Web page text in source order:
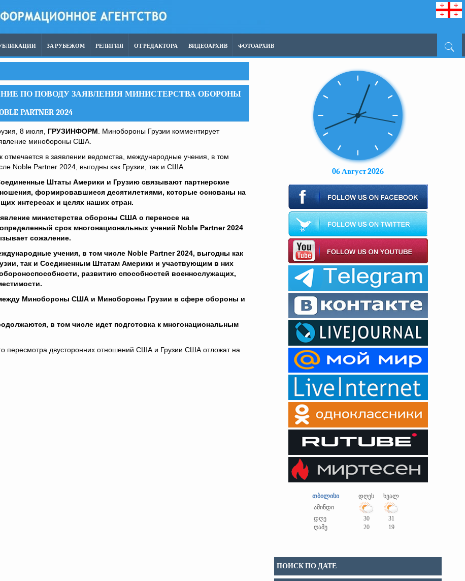
ЗА РУБЕЖОМ РЕЛИГИЯ ОТ РЕДАКТОРА ВИДЕОАРХИВ ФОТОАРХИВ
ПО ПОВОДУ ЗАЯВЛЕНИЯ МИНИСТЕРСТВА ОБОРОНЫ
PARTNER 2024
8 июля, ГРУЗИНФОРМ . Минобороны Грузии комментирует
минобороны США.
отмечается в заявлении ведомства, международные учения, в том
Noble Partner 2024, выгодны как Грузии, так и США.
Штаты Америки и Грузию связывают партнерские
формировавшиеся десятилетиями, которые основаны на
интересах и целях наших стран.
министерства обороны США о переносе на
срок многонациональных учений Noble Partner2024
сожаление.
учения, в том числе Noble Partner2024, выгодны как
так и Соединенным Штатам Америки и участвующим в них
развитию способностей военнослужащих,
Минобороны США и Минобороны Грузии в сфере обороны и
в том числе идет подготовка к многонациональным
пересмотра двусторонних отношений США и Грузии США отложат на
06 Август 2026
თბილისი დღეს
ხვალ
ამინდი
დღე
30
31
ღამე
20 19
ПОИСК ПО ДАТЕ